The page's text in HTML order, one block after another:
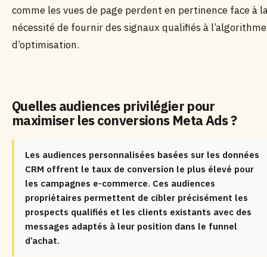
comme les vues de page perdent en pertinence face à
nécessité de fournir des signaux qualifiés à l’algorithme
d’optimisation.
Quelles audiences privilégier pour
maximiser les conversions Meta Ads ?
Les audiences personnalisées basées sur les données
CRM offrent le taux de conversion le plus élevé pour
les campagnes e-commerce. Ces audiences
propriétaires permettent de cibler précisément les
prospects qualifiés et les clients existants avec des
messages adaptés à leur position dans le funnel
d’achat.